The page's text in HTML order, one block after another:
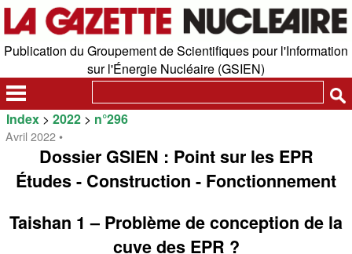
Publication du Groupement de Scientifiques pour l'Information
sur l'Énergie Nucléaire (GSIEN)
Index > 2022 > n°296
Avril 2022 •
Dossier GSIEN : Point sur les EPR
Études - Construction - Fonctionnement
Taishan 1 – Problème de conception de la
cuve des EPR ?